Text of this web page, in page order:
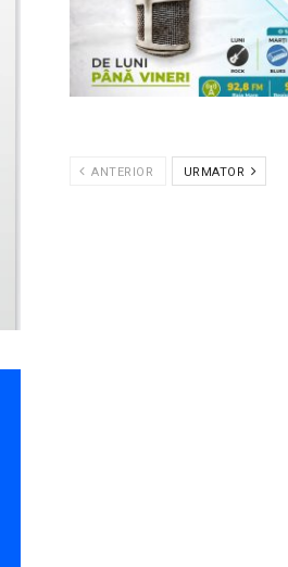
ANTERIOR URMATOR